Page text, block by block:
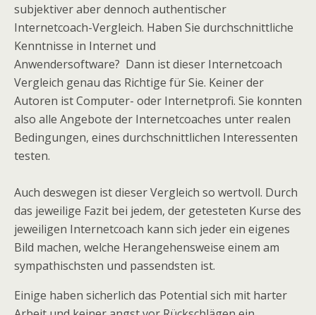
subjektiver aber dennoch authentischer
Internetcoach-Vergleich. Haben Sie durchschnittliche
Kenntnisse in Internet und
Anwendersoftware? Dann ist dieser Internetcoach
Vergleich genau das Richtige für Sie. Keiner der
Autoren ist Computer- oder Internetprofi. Sie konnten
also alle Angebote der Internetcoaches unter realen
Bedingungen, eines durchschnittlichen Interessenten
testen.
Auch deswegen ist dieser Vergleich so wertvoll. Durch
das jeweilige Fazit bei jedem, der getesteten Kurse des
jeweiligen Internetcoach kann sich jeder ein eigenes
Bild machen, welche Herangehensweise einem am
sympathischsten und passendsten ist.
Einige haben sicherlich das Potential sich mit harter